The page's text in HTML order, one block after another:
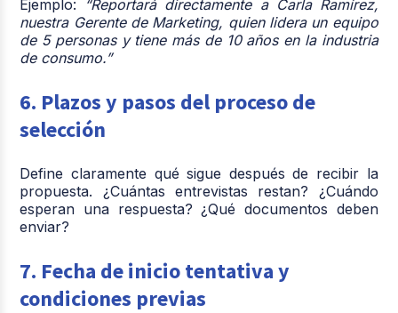
Ejemplo:
“Reportará directamente a Carla Ramírez,
nuestra Gerente de Marketing, quien lidera un equipo
de 5 personas y tiene más de 10 años en la industria
de consumo.”
6. Plazos y pasos del proceso de
selección
Define claramente qué sigue después de recibir la
propuesta. ¿Cuántas entrevistas restan? ¿Cuándo
esperan una respuesta? ¿Qué documentos deben
enviar?
7. Fecha de inicio tentativa y
condiciones previas